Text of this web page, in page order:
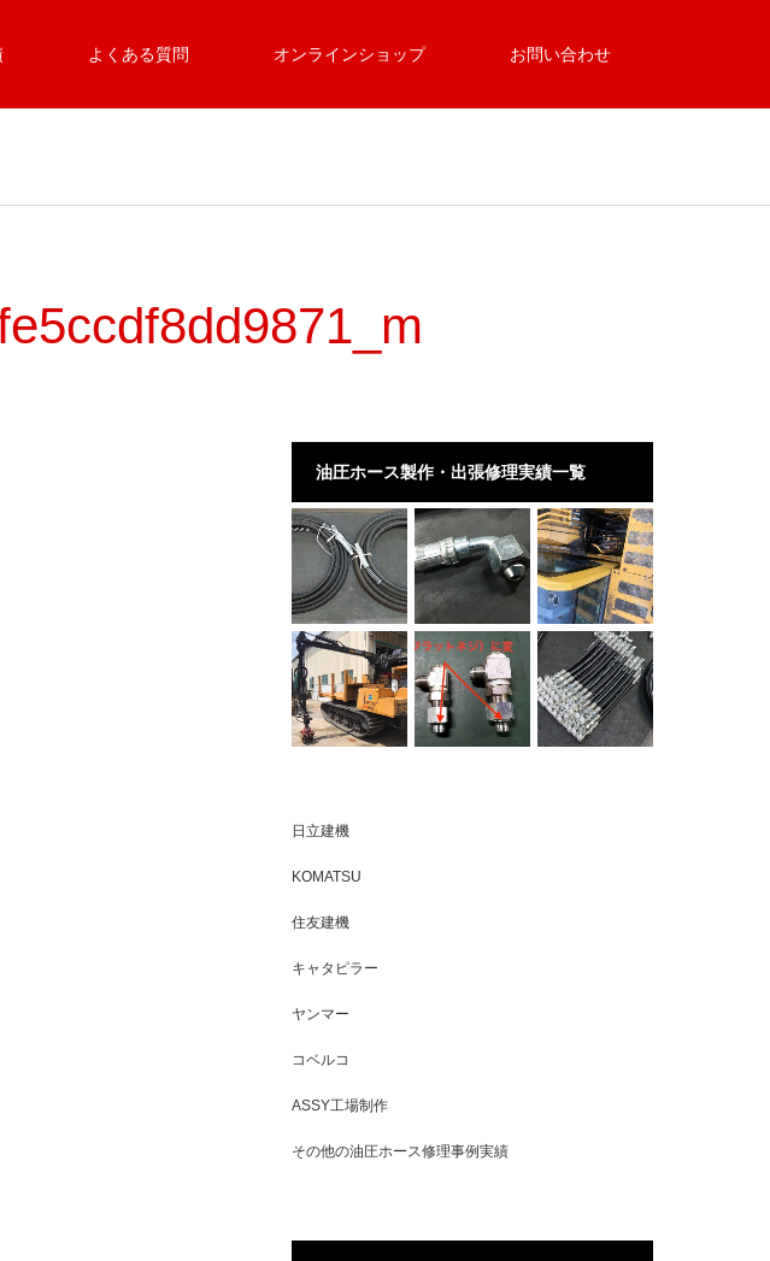
よくある質問 オンラインショップ お問い合わせ
油圧ホース製作・出張修理実績一覧
日立建機
KOMATSU
住友建機
キャタピラー
ヤンマー
コベルコ
ASSY工場制作
その他の油圧ホース修理事例実績